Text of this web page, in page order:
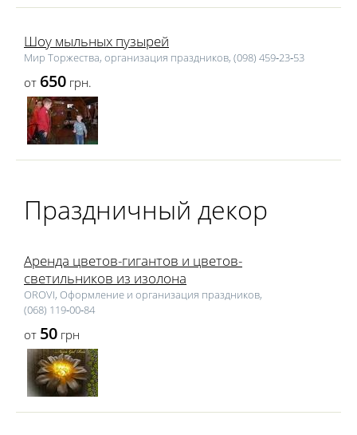
Шоу мыльных пузырей
Мир Торжества, организация праздников, (098) 459‑23‑53
от 650 грн.
Праздничный декор
Аренда цветов-гигантов и цветов-
светильников из изолона
OROVI, Оформление и организация праздников,
(068) 119‑00‑84
от 50 грн